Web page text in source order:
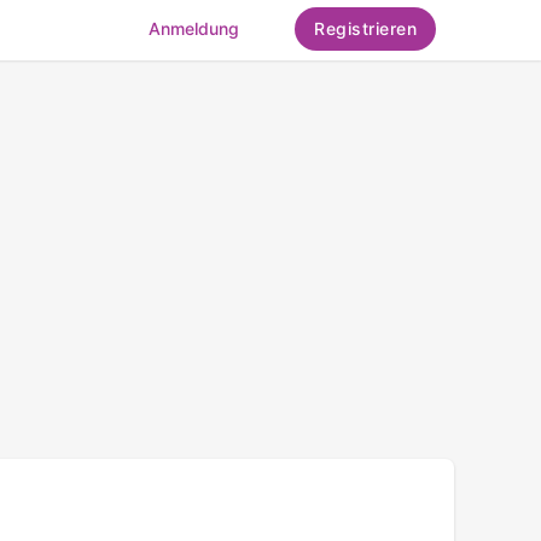
Anmeldung Registrieren